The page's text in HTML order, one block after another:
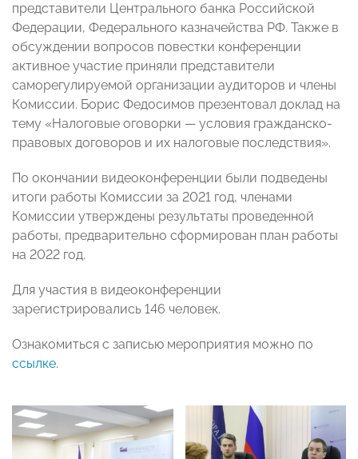
представители Центрального банка Российской
Федерации, Федерального казначейства РФ. Также в
обсуждении вопросов повестки конференции
активное участие приняли представители
саморегулируемой организации аудиторов и члены
Комиссии. Борис Федосимов презентовал доклад на
тему «Налоговые оговорки — условия гражданско-
правовых договоров и их налоговые последствия».
По окончании видеоконференции были подведены
итоги работы Комиссии за 2021 год, членами
Комиссии утверждены результаты проведенной
работы, предварительно сформирован план работы
на 2022 год.
Для участия в видеоконференции
зарегистрировались 146 человек.
Ознакомиться с записью мероприятия можно по
ссылке.